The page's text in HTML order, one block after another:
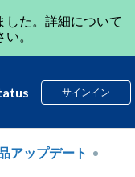
した。詳細について
。
サインイン
アップデート